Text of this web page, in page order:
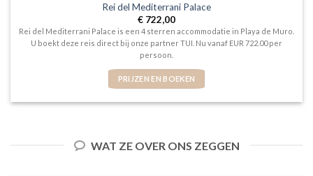
Rei del Mediterrani Palace
€ 722,00
Rei del Mediterrani Palace is een 4 sterren accommodatie in Playa de Muro.
U boekt deze reis direct bij onze partner TUI. Nu vanaf EUR 722.00 per
persoon.
PRIJZEN EN BOEKEN
WAT ZE OVER ONS ZEGGEN